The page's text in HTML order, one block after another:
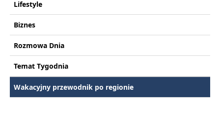
Lifestyle
Biznes
Rozmowa Dnia
Temat Tygodnia
Wakacyjny przewodnik po regionie